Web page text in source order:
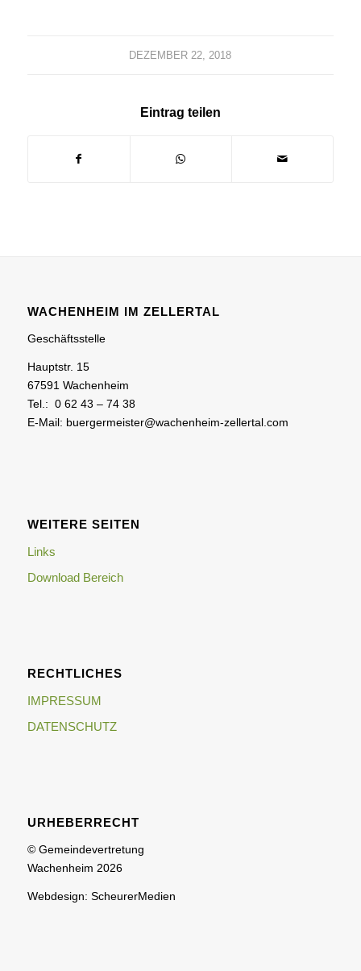
DEZEMBER 22, 2018
Eintrag teilen
WACHENHEIM IM ZELLERTAL
Geschäftsstelle
Hauptstr. 15
67591 Wachenheim
Tel.: 0 62 43 – 74 38
E-Mail: buergermeister@wachenheim-zellertal.com
WEITERE SEITEN
Links
Download Bereich
RECHTLICHES
IMPRESSUM
DATENSCHUTZ
URHEBERRECHT
© Gemeindevertretung
Wachenheim 2026
Webdesign: ScheurerMedien